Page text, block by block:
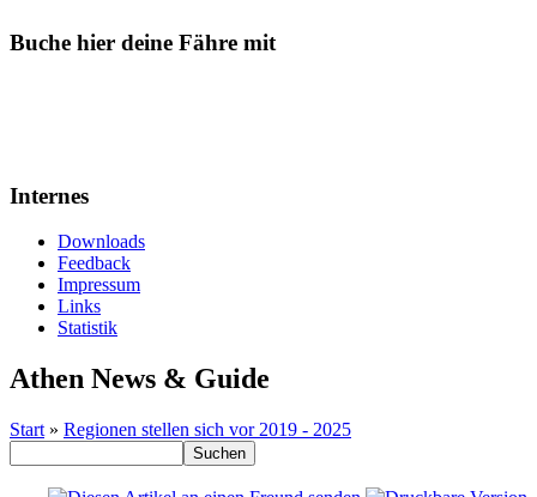
Buche hier deine Fähre mit
Internes
Downloads
Feedback
Impressum
Links
Statistik
Athen News & Guide
Start » Regionen stellen sich vor 2019 - 2025